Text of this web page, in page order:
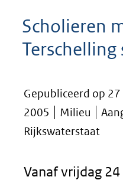
Scholieren
Terschelling
Gepubliceerd op
2005
Milieu
Rijkswaterstaat
Vanaf vrijdag